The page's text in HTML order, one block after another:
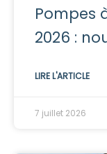
Pompes
2026 :
LIRE L'ARTICLE
7 juillet 2026